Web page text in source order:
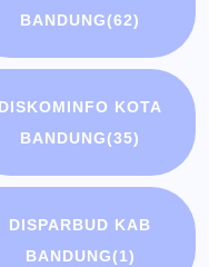
BANDUNG(62)
DISKOMINFO KOTA
BANDUNG(35)
DISPARBUD KAB
BANDUNG(1)